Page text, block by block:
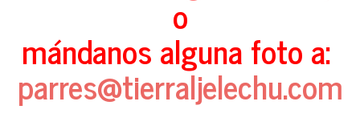
o
mándanos alguna foto a:
parres@tierraljelechu.com